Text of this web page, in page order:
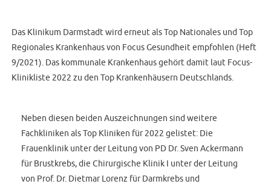
Das Klinikum Darmstadt wird erneut als Top Nationales und Top
Regionales Krankenhaus von Focus Gesundheit empfohlen (Heft
9/2021). Das kommunale Krankenhaus gehört damit laut Focus-
Klinikliste 2022 zu den Top Krankenhäusern Deutschlands.
Neben diesen beiden Auszeichnungen sind weitere
Fachkliniken als Top Kliniken für 2022 gelistet: Die
Frauenklinik unter der Leitung von PD Dr. Sven Ackermann
für Brustkrebs, die Chirurgische Klinik I unter der Leitung
von Prof. Dr. Dietmar Lorenz für Darmkrebs und